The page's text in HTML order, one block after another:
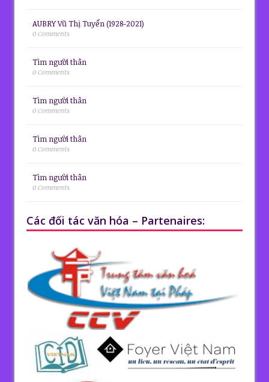
AUBRY Vũ Thị Tuyển (1928-2021)
0 Comments
Tìm người thân
0 Comments
Tìm người thân
0 Comments
Tìm người thân
0 Comments
Tìm người thân
0 Comments
Các đối tác văn hóa – Partenaires: